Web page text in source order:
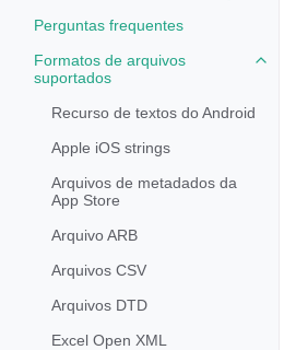
Perguntas frequentes
Formatos de arquivos
suportados
Recurso de textos do Android
Apple iOS strings
Arquivos de metadados da
App Store
Arquivo ARB
Arquivos CSV
Arquivos DTD
Excel Open XML